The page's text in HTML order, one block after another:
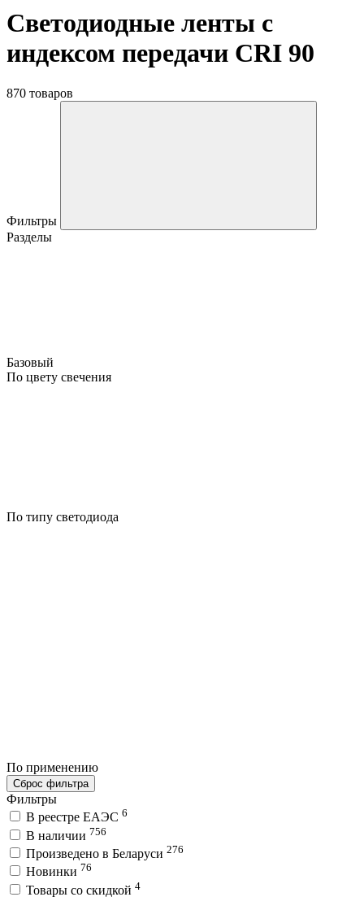
Светодиодные ленты с
индексом передачи CRI 90
870 товаров
Фильтры
Разделы
Базовый
По цвету свечения
По типу светодиода
По применению
Сброс фильтра
Фильтры
В реестре ЕАЭС 6
В наличии 756
Произведено в Беларуси 276
Новинки 76
Товары со скидкой 4